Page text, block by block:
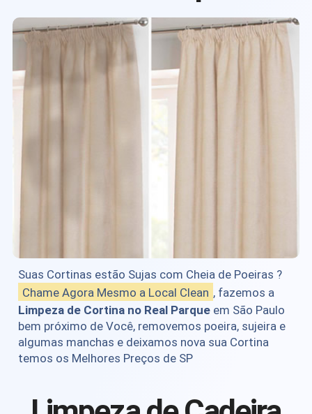
Suas Cortinas estão Sujas com Cheia de Poeiras ?
Chame Agora Mesmo a Local Clean , fazemos a
Limpeza de Cortina no Real Parqueem São Paulo
bem próximo de Você, removemos poeira, sujeira e
algumas manchas e deixamos nova sua Cortina
temos os Melhores Preços de SP